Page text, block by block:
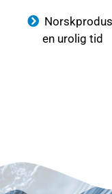
en urolig tid